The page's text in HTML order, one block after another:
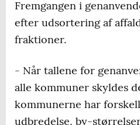
Fremgangen i
efter udsortering af
fraktioner.
- Når tallene for
alle kommuner skyldes
kommunerne har
udbredelse, by-